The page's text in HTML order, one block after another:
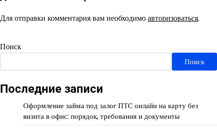
Для отправки комментария вам необходимоавторизоваться.
Поиск
Поиск
Последние записи
Оформление займа под залог ПТС онлайн на карту без
визита в офис: порядок, требования и документы